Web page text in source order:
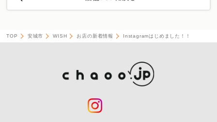
TOP 安城市 WISH お店の新着情報 Instagramはじめました！！